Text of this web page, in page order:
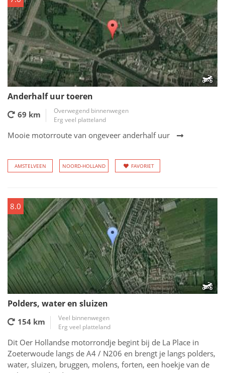
Anderhalf uur toeren
69 km
Overwegend binnenwegen
Erg veel platteland
Mooie motorroute van ongeveer anderhalf uur
AMSTELVEEN NOORD-HOLLAND FAVORIET
8.0
Polders, water en sluizen
154 km
Veel binnenwegen
Erg veel platteland
Dit Oer Hollandse motorrondje begint bij de La Place in
Zoeterwoude langs de A4 / N206 en brengt je langs polders,
water, sluizen, bruggen, molens, forten, een hoekje van de